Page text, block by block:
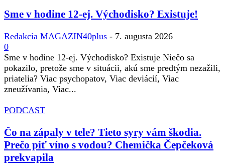
Sme v hodine 12-ej. Východisko? Existuje!
Redakcia MAGAZIN40plus - 7. augusta 2026
0
Sme v hodine 12-ej. Východisko? Existuje Niečo sa
pokazilo, pretože sme v situácii, akú sme predtým nezažili,
priatelia? Viac psychopatov, Viac deviácií, Viac
zneužívania, Viac...
PODCAST
Čo na zápaly v tele? Tieto syry vám škodia.
Prečo piť víno s vodou? Chemička Čepčeková
prekvapila